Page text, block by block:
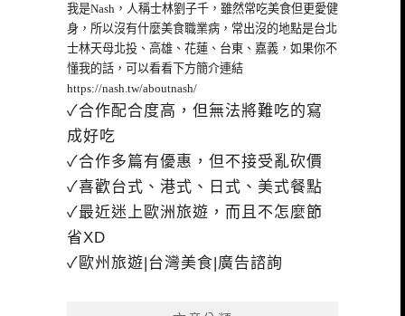
我是Nash，人稱士林劉子千，雖然常吃美食但更愛健
身，所以沒有什麼美食職業病，常出沒的地點是台北
士林天母北投、高雄、花蓮、台東、嘉義，如果你不
懂我的話，可以看看下方簡介連結
https://nash.tw/aboutnash/
✓合作配合度高，但無法將難吃的寫
成好吃
✓合作多篇有優惠，但不接受亂砍價
✓喜歡台式、港式、日式、美式餐點
✓最近迷上歐洲旅遊，而且不怎麼節
省XD
✓歐州旅遊|台灣美食|廣告諮詢